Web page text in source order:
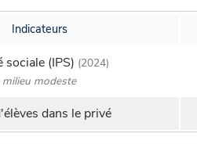
Indicateurs
sociale (IPS) (2024)
milieu modeste
dans le privé